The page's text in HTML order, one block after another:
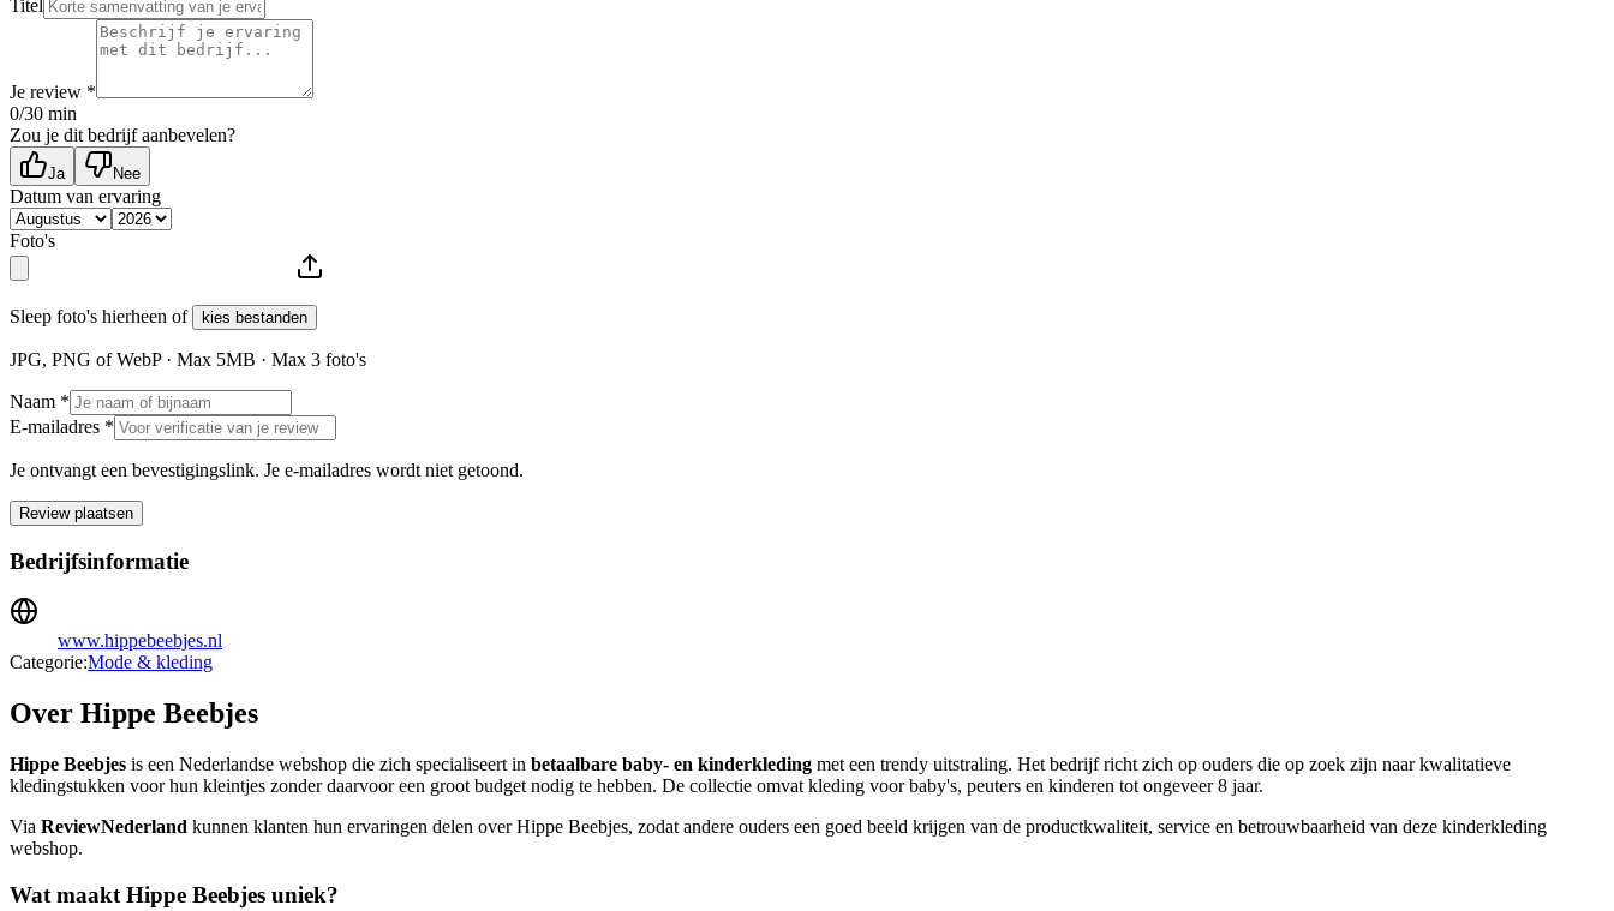
Titel
Je review *
0/30 min
Zou je dit bedrijf aanbevelen?
Ja Nee
Datum van ervaring
Foto's
Sleep foto's hierheen of kies bestanden
JPG, PNG of WebP · Max 5MB · Max 3 foto's
Naam *
E-mailadres *
Je ontvangt een bevestigingslink. Je e-mailadres wordt niet getoond.
Review plaatsen
Bedrijfsinformatie
www.hippebeebjes.nl
Categorie:Mode & kleding
Over Hippe Beebjes
Hippe Beebjes is een Nederlandse webshop die zich specialiseert in betaalbare baby- en kinderkleding met een trendy uitstraling. Het bedrijf richt zich op ouders die op zoek zijn naar kwalitatieve
kledingstukken voor hun kleintjes zonder daarvoor een groot budget nodig te hebben. De collectie omvat kleding voor baby's, peuters en kinderen tot ongeveer 8 jaar.
Via ReviewNederland kunnen klanten hun ervaringen delen over Hippe Beebjes, zodat andere ouders een goed beeld krijgen van de productkwaliteit, service en betrouwbaarheid van deze kinderkleding
webshop.
Wat maakt Hippe Beebjes uniek?